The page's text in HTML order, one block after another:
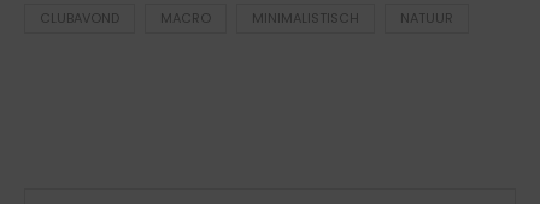
CLUBAVOND MACRO MINIMALISTISCH NATUUR